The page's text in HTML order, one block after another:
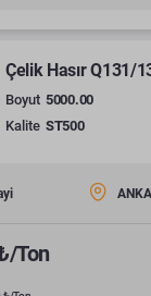
Çelik Hasır Q131/
Boyut 5000.00
Kalite ST500
Ton